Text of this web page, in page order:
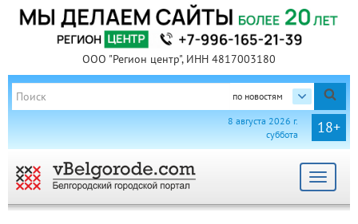
ООО "Регион центр", ИНН 4817003180
по новостям
18+
8 августа 2026 г.
суббота
Toggle